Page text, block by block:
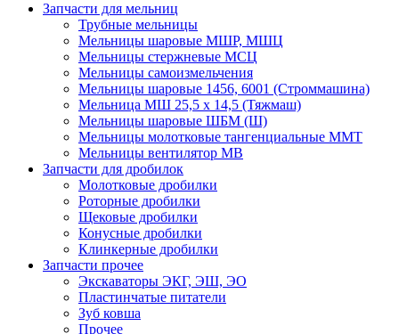
Запчасти для мельниц
Трубные мельницы
Мельницы шаровые МШР, МШЦ
Мельницы стержневые МСЦ
Мельницы самоизмельчения
Мельницы шаровые 1456, 6001 (Строммашина)
Мельница МШ 25,5 х 14,5 (Тяжмаш)
Мельницы шаровые ШБМ (Ш)
Мельницы молотковые тангенциальные ММТ
Мельницы вентилятор МВ
Запчасти для дробилок
Молотковые дробилки
Роторные дробилки
Щековые дробилки
Конусные дробилки
Клинкерные дробилки
Запчасти прочее
Экскаваторы ЭКГ, ЭШ, ЭО
Пластинчатые питатели
Зуб ковша
Прочее